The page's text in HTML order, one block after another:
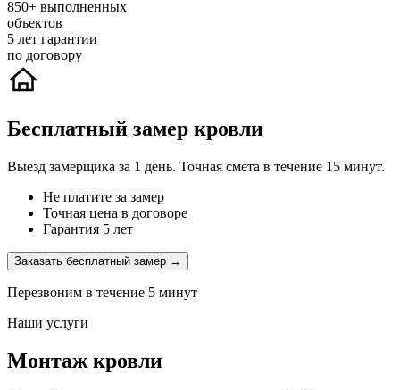
850+ выполненных
объектов
5 лет гарантии
по договору
Бесплатный замер кровли
Выезд замерщика за 1 день. Точная смета в течение 15 минут.
Не платите за замер
Точная цена в договоре
Гарантия 5 лет
Заказать бесплатный замер →
Перезвоним в течение 5 минут
Наши услуги
Монтаж кровли